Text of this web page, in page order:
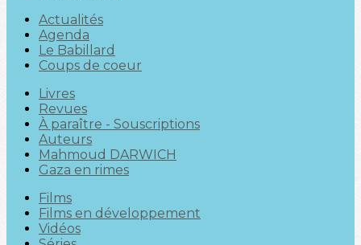
Actualités
Agenda
Le Babillard
Coups de coeur
Livres
Revues
À paraître - Souscriptions
Auteurs
Mahmoud DARWICH
Gaza en rimes
Films
Films en développement
Vidéos